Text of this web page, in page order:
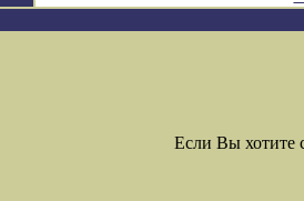
Если Вы хотите